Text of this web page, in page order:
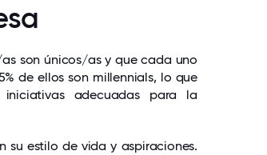
son únicos/as y que cada uno
de ellos son millennials, lo que
adecuadas para la
su estilo de vida y aspiraciones.